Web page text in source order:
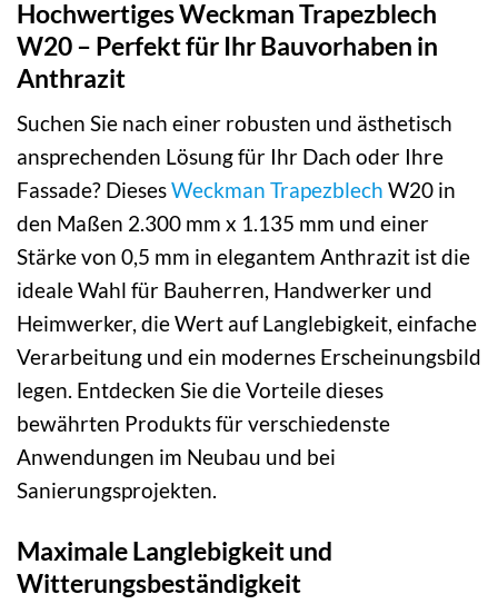
Hochwertiges Weckman Trapezblech
W20 – Perfekt für Ihr Bauvorhaben in
Anthrazit
Suchen Sie nach einer robusten und ästhetisch
ansprechenden Lösung für Ihr Dach oder Ihre
Fassade? DiesesWeckman Trapezblech W20 in
den Maßen 2.300 mm x 1.135 mm und einer
Stärke von 0,5 mm in elegantem Anthrazit ist die
ideale Wahl für Bauherren, Handwerker und
Heimwerker, die Wert auf Langlebigkeit, einfache
Verarbeitung und ein modernes Erscheinungsbild
legen. Entdecken Sie die Vorteile dieses
bewährten Produkts für verschiedenste
Anwendungen im Neubau und bei
Sanierungsprojekten.
Maximale Langlebigkeit und
Witterungsbeständigkeit